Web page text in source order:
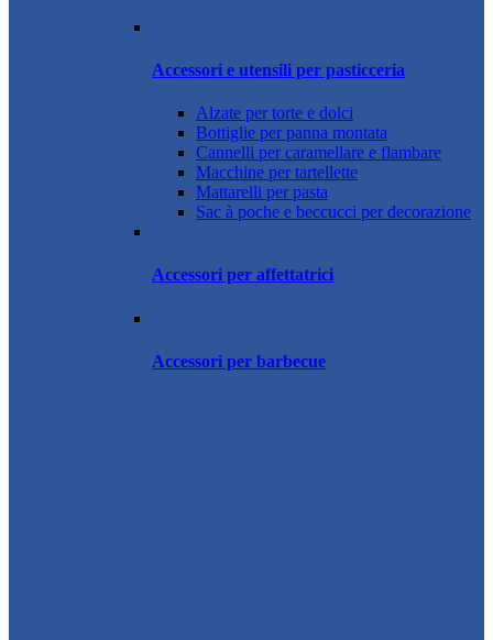
Accessori e utensili per pasticceria
Alzate per torte e dolci
Bottiglie per panna montata
Cannelli per caramellare e flambare
Macchine per tartellette
Mattarelli per pasta
Sac à poche e beccucci per decorazione
Accessori per affettatrici
Accessori per barbecue